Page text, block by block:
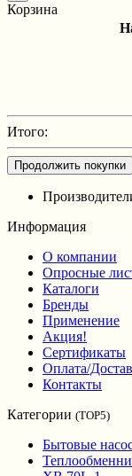
Корзина
Итого:
Продолжить покупки
Информация
О компании
Опросные
Каталоги
Бренды
Применение
Акция!
Сертификаты
Оплата/
Контакты
Категории (TOP5)
Бытовые